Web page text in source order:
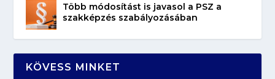
Több módosítást is javasol a PSZ a
szakképzés szabályozásában
KÖVESS MINKET